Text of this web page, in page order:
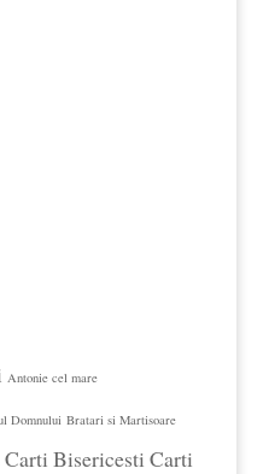
Antonie cel mare
Domnului Bratari si Martisoare
Carti Bisericesti Carti